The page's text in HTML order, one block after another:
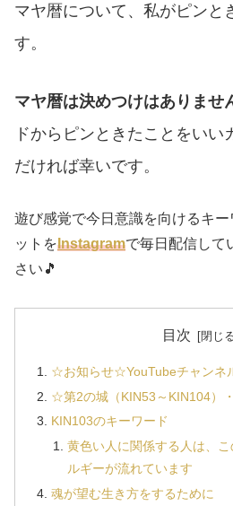
マヤ暦について、私がピンと
す。
マヤ暦は決めつけはありませ
ドからピンときたことをいい
だければ幸いです。
遊び感覚で今日意識を向けるキ
ットをInstagramで毎日配信して
さい🎵
目次
☆お知らせ☆YouTubeチャンネ
☆第2の城（KIN53～KIN104）
KIN103のキーワード
黄色い人に関係する人は、
ルギーが流れています
魂が望む生き方をするために